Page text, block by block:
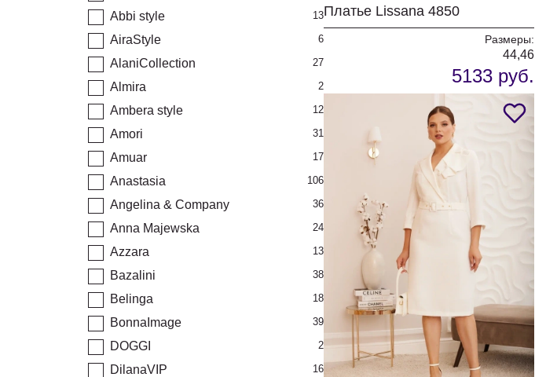
Abbi style 13
AiraStyle 6
AlaniCollection 27
Almira 2
Ambera style 12
Amori 31
Amuar 17
Anastasia 106
Angelina & Company 36
Anna Majewska 24
Azzara 13
Bazalini 38
Belinga 18
BonnaImage 39
DOGGI 2
DilanaVIP 16
Платье Lissana 4850
Размеры:
44,46
5133 руб.